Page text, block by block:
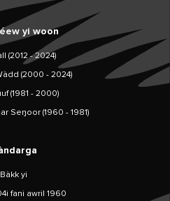
yi woon
(2012 - 2024)
(2000 - 2024)
(1981 - 2000)
Seŋoor (1960 - 1981)
Bàkk yi
fani awril 1960